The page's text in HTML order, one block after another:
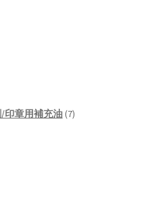
印章用補充油 77